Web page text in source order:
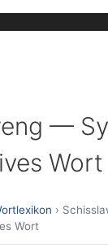
—
Wort
›
Wort